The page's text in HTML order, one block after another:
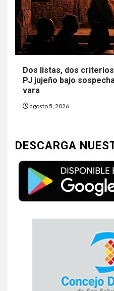
Dos listas, dos
PJ jujeño bajo
vara
agosto 5, 2026
DESCARGA